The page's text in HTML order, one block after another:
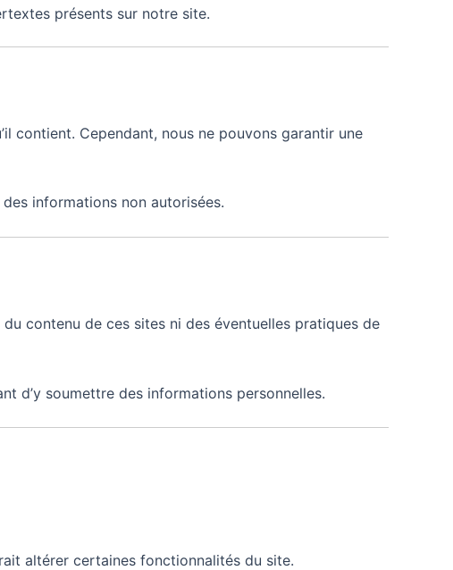
présents sur notre site.
contient. Cependant, nous ne pouvons garantir une
informations non autorisées.
contenu de ces sites ni des éventuelles pratiques de
d’y soumettre des informations personnelles.
altérer certaines fonctionnalités du site.